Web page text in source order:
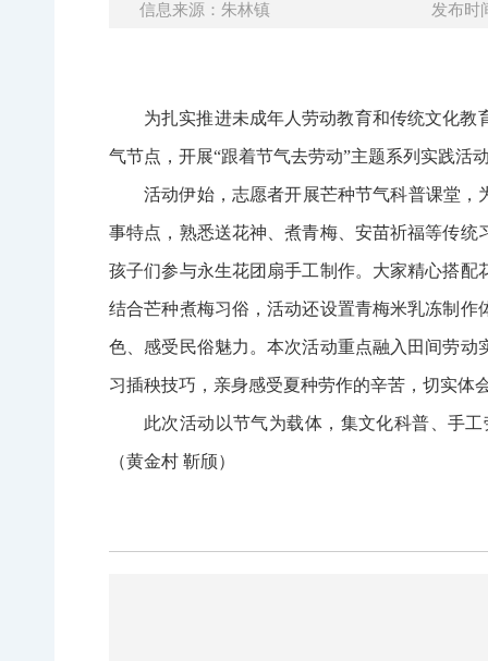
信息来源：朱林镇 发布时
为扎实推进未成年人劳动教育和传统文化
气节点，开展“跟着节气去劳动”主题系列实践活
活动伊始，志愿者开展芒种节气科普课堂
事特点，熟悉送花神、煮青梅、安苗祈福等传
孩子们参与永生花团扇手工制作。大家精心搭
结合芒种煮梅习俗，活动还设置青梅米乳冻制
色、感受民俗魅力。本次活动重点融入田间劳
习插秧技巧，亲身感受夏种劳作的辛苦，切实体
此次活动以节气为载体，集文化科普、手
（黄金村 靳颀）